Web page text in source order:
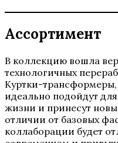
Ассортимент
В коллекцию вошла
технологичных
Куртки-
идеально подойдут
жизни и принесут
отличии от базовых
коллаборации будет